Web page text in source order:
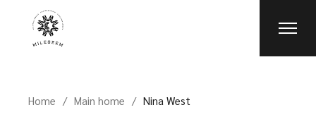
Home Main home Nina West